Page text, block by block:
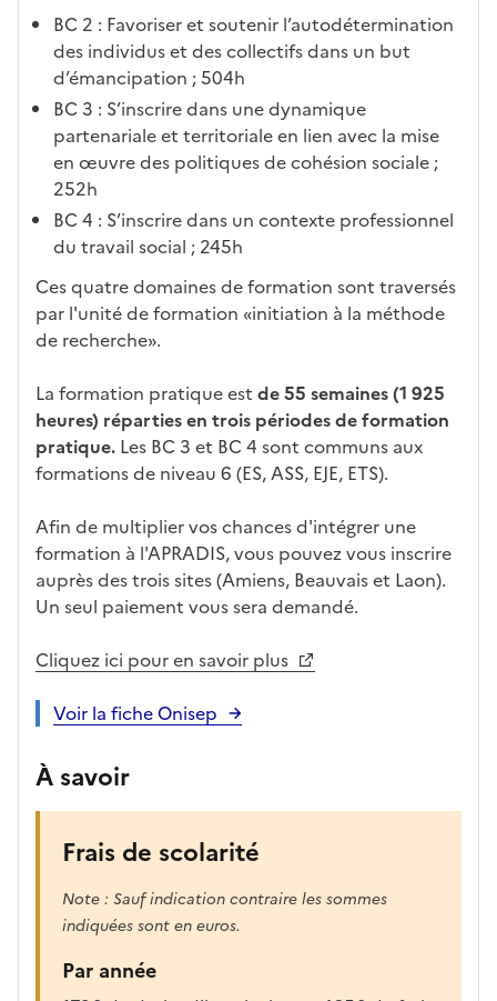
n
e
é
r
o
l
t
e
-
a
p
r
s
,
l
a
r
c
BC 2 : Favoriser et soutenir l’autodétermination
des individus et des collectifs dans un but
d’émancipation ; 504h
BC 3 : S’inscrire dans une dynamique
partenariale et territoriale en lien avec la mise
en œuvre des politiques de cohésion sociale ;
252h
BC 4 : S’inscrire dans un contexte professionnel
du travail social ; 245h
Ces quatre domaines de formation sont traversés
par l'unité de formation «initiation à la méthode
de recherche».
La formation pratique est de 55 semaines (1 925
heures) réparties en trois périodes de formation
pratique. Les BC 3 et BC 4 sont communs aux
formations de niveau 6 (ES, ASS, EJE, ETS).
Afin de multiplier vos chances d'intégrer une
formation à l'APRADIS, vous pouvez vous inscrire
auprès des trois sites (Amiens, Beauvais et Laon).
Un seul paiement vous sera demandé.
Cliquez ici pour en savoir plus
Voir la fiche Onisep
À savoir
Frais de scolarité
Note : Sauf indication contraire les sommes
indiquées sont en euros.
Par année